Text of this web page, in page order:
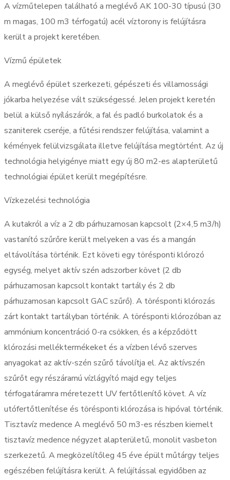
A vízműtelepen található a meglévő AK 100-30 típusú (30
m magas, 100 m3 térfogatú) acél víztorony is felújításra
került a projekt keretében.
Vízmű épületek
A meglévő épület szerkezeti, gépészeti és villamossági
jókarba helyezése vált szükségessé. Jelen projekt keretén
belül a külső nyílászárók, a fal és padló burkolatok és a
szaniterek cseréje, a fűtési rendszer felújítása, valamint a
kémények felülvizsgálata illetve felújítása megtörtént. Az új
technológia helyigénye miatt egy új 80 m2-es alapterületű
technológiai épület került megépítésre.
Vízkezelési technológia
A kutakról a víz a 2 db párhuzamosan kapcsolt (2×4,5 m3/h)
vastanító szűrőre került melyeken a vas és a mangán
eltávolítása történik. Ezt követi egy törésponti klórozó
egység, melyet aktív szén adszorber követ (2 db
párhuzamosan kapcsolt kontakt tartály és 2 db
párhuzamosan kapcsolt GAC szűrő). A törésponti klórozás
zárt kontakt tartályban történik. A törésponti klórozóban az
ammónium koncentráció 0-ra csökken, és a képződött
klórozási melléktermékeket és a vízben lévő szerves
anyagokat az aktív-szén szűrő távolítja el. Az aktívszén
szűrőt egy részáramú vízlágyító majd egy teljes
térfogatáramra méretezett UV fertőtlenítő követ. A víz
utófertőtlenítése és törésponti klórozása is hipóval történik.
Tisztavíz medence A meglévő 50 m3-es részben kiemelt
tisztavíz medence négyzet alapterületű, monolit vasbeton
szerkezetű. A megközelítőleg 45 éve épült műtárgy teljes
egészében felújításra került. A felújítással egyidőben az